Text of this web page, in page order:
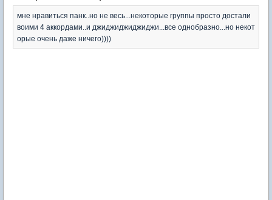
мне нравиться панк..но не весь...некоторые группы просто достали
воими 4 аккордами..и джиджиджиджиджи...все однобразно...но некот
орые очень даже ничего))))